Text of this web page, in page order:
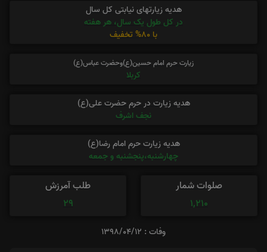
هدیه زیارتهای نیابتی کل سال
در کل طول یک سال، هر هفته
با 80% تخفیف
زیارت حرم امام حسین(ع)وحضرت عباس(ع)
کربلا
هدیه زیارت در حرم حضرت علی(ع)
نجف اشرف
هدیه زیارت حرم امام رضا(ع)
چهارشنبه،پنجشنبه و جمعه
صلوات شمار
1,210
طلب آمرزش
29
وفات : 1398/04/12